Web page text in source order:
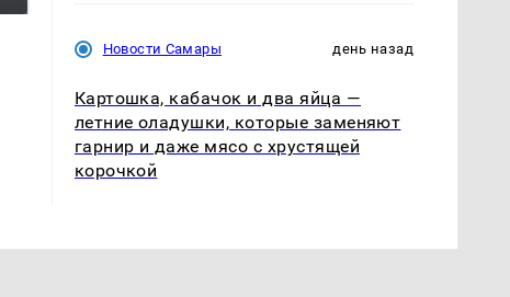
Новости Самары день назад
Картошка, кабачок и два яйца —
летние оладушки, которые заменяют
гарнир и даже мясо с хрустящей
корочкой